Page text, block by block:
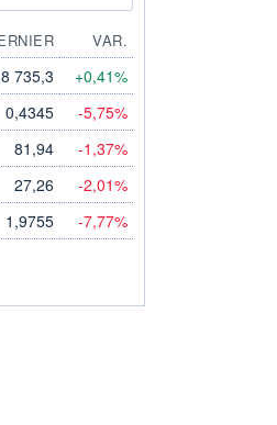
VAR.
8 735,3 +0,41%
0,4345 -5,75%
81,94 -1,37%
27,26 -2,01%
1,9755 -7,77%